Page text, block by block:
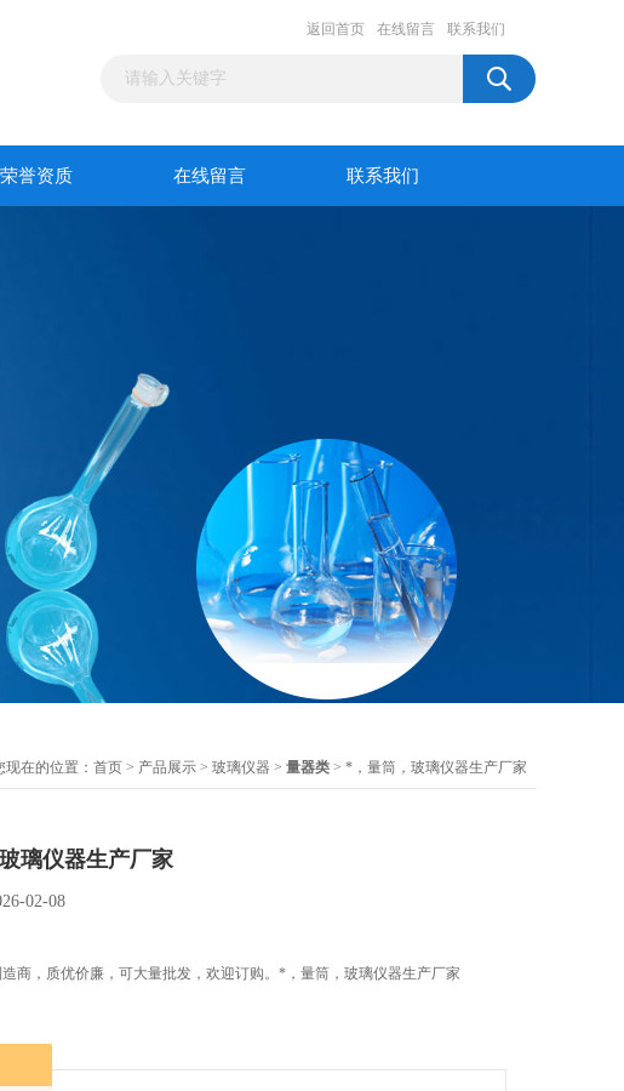
返回首页 在线留言 联系我们
荣誉资质 在线留言 联系我们
现在的位置： 首页 > 产品展示 > 玻璃仪器 > 量器类 > *，量筒，玻璃仪器生产厂家
璃仪器生产厂家
02-08
商，质优价廉，可大量批发，欢迎订购。*，量筒，玻璃仪器生产厂家